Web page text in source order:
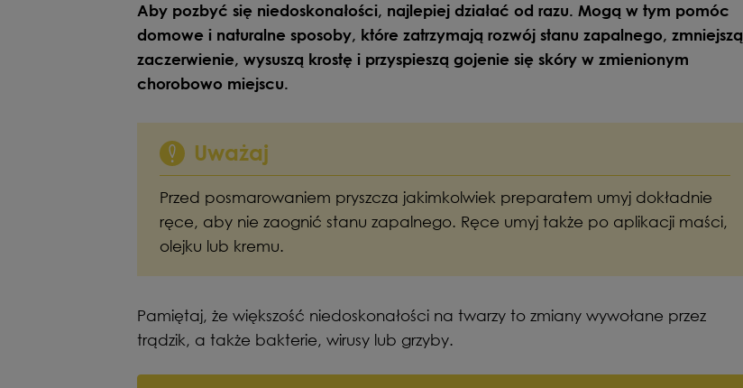
Aby pozbyć się niedoskonałości, najlepiej działać od razu. Mogą w tym pomóc
domowe i naturalne sposoby, które zatrzymają rozwój stanu zapalnego, zmniejszą
zaczerwienie, wysuszą krostę i przyspieszą gojenie się skóry w zmienionym
chorobowo miejscu.
Uważaj
Przed posmarowaniem pryszcza jakimkolwiek preparatem umyj dokładnie
ręce, aby nie zaognić stanu zapalnego. Ręce umyj także po aplikacji maści,
olejku lub kremu.
Pamiętaj, że większość niedoskonałości na twarzy to zmiany wywołane przez
trądzik, a także bakterie, wirusy lub grzyby.